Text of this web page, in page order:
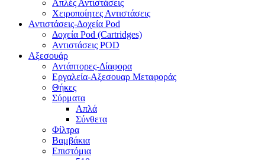
Απλές Αντιστάσεις
Χειροποίητες Αντιστάσεις
Αντιστάσεις-Δοχεία Pod
Δοχεία Pod (Cartridges)
Αντιστάσεις POD
Αξεσουάρ
Αντάπτορες-Δίαφορα
Εργαλεία-Αξεσουαρ Μεταφοράς
Θήκες
Σύρματα
Απλά
Σύνθετα
Φίλτρα
Βαμβάκια
Επιστόμια